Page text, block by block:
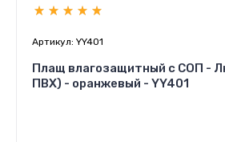
Артикул: YY401
Плащ влагозащитный с СОП -
ПВХ) - оранжевый - YY401